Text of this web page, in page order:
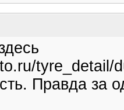
tyre_detail/
Правда за